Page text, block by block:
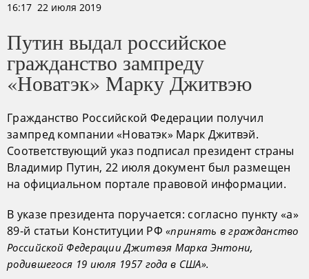
16:17 22 июля 2019
Путин выдал российское
гражданство зампреду
«Новатэк» Марку Джитвэю
Гражданство Российской Федерации получил
зампред компании «Новатэк» Марк Джитвэй.
Соответствующий указ подписал президент страны
Владимир Путин, 22 июля документ был размещен
на официальном портале правовой информации.
В указе президента поручается: согласно пункту «а»
89-й статьи Конституции РФ«принять в гражданство
Российской Федерации Джитвэя Марка Энтони,
родившегося 19 июля 1957 года в США».